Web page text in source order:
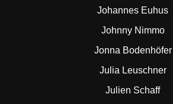
Johannes Euhus
Johnny Nimmo
Jonna Bodenhöfer
Julia Leuschner
Julien Schaff